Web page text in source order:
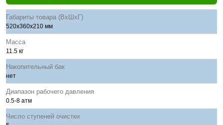
Габариты товара (ВхШхГ)
520х360х210 мм
Масса
11.5 кг
Накопительный бак
нет
Диапазон рабочего давления
0.5-8 атм
Число ступеней очистки